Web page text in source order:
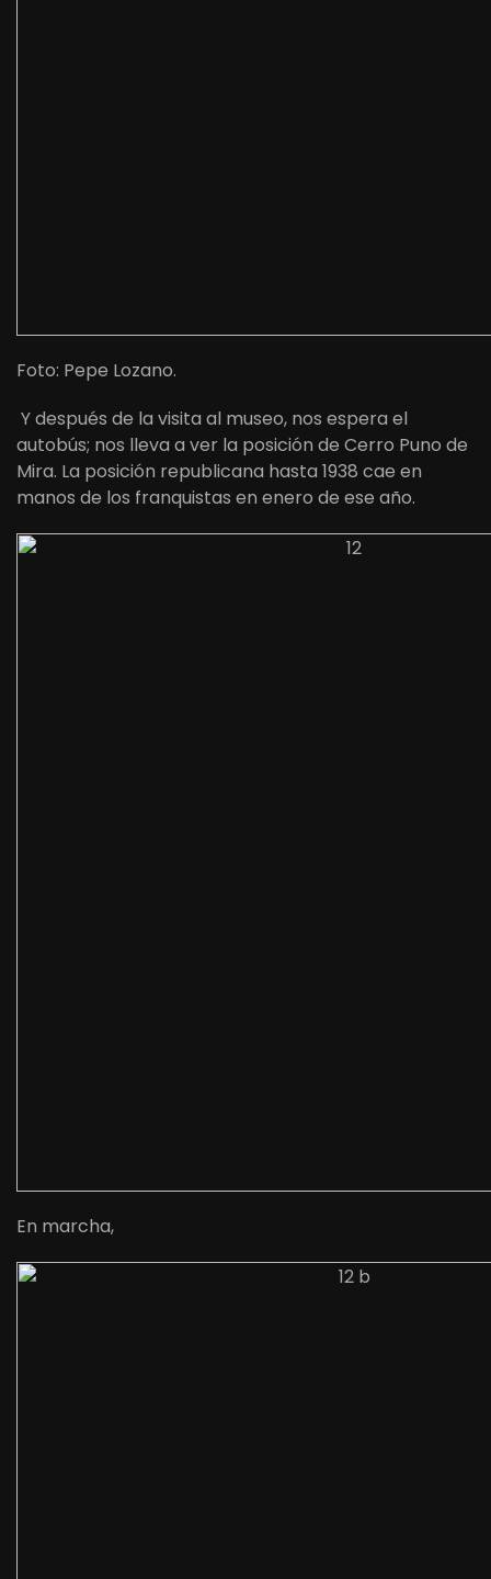
Foto: Pepe Lozano.
Y después de la visita al museo, nos espera el
autobús; nos lleva a ver la posición de Cerro Puno de
Mira. La posición republicana hasta 1938 cae en
manos de los franquistas en enero de ese año.
En marcha,